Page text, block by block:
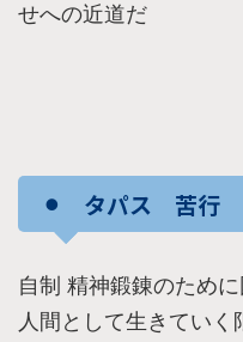
せへの近道だ
⚫︎ タパス 苦行
自制 精神鍛錬のため
人間として生きていく